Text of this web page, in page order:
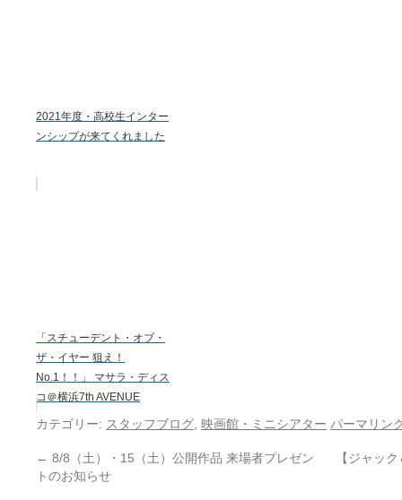
2021年度・高校生インター
ンシップが来てくれました
「スチューデント・オブ・
ザ・イヤー 狙え！
No.1！！」 マサラ・ディス
コ＠横浜7th AVENUE
カテゴリー: スタッフブログ 映画館・ミニシアター パーマリン
← 8/8（土）・15（土）公開作品 来場者プレゼン
トのお知らせ
【ジャッ